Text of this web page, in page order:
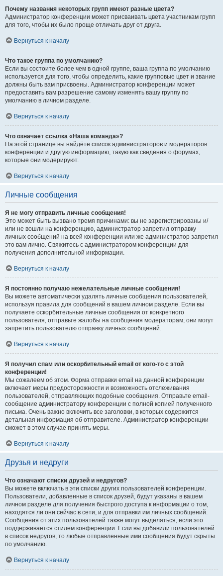
Почему названия некоторых групп имеют разные цвета?
Администратор конференции может присваивать цвета участникам групп
для того, чтобы их было проще отличать друг от друга.
Вернуться к началу
Что такое группа по умолчанию?
Если вы состоите более чем в одной группе, ваша группа по умолчанию
используется для того, чтобы определить, какие групповые цвет и звание
должны быть вам присвоены. Администратор конференции может
предоставить вам разрешение самому изменять вашу группу по
умолчанию в личном разделе.
Вернуться к началу
Что означает ссылка «Наша команда»?
На этой странице вы найдёте список администраторов и модераторов
конференции и другую информацию, такую как сведения о форумах,
которые они модерируют.
Вернуться к началу
Личные сообщения
Я не могу отправить личные сообщения!
Это может быть вызвано тремя причинами: вы не зарегистрированы и/
или не вошли на конференцию, администратор запретил отправку
личных сообщений на всей конференции или же администратор запретил
это вам лично. Свяжитесь с администратором конференции для
получения дополнительной информации.
Вернуться к началу
Я постоянно получаю нежелательные личные сообщения!
Вы можете автоматически удалять личные сообщения пользователей,
используя правила для сообщений в вашем личном разделе. Если вы
получаете оскорбительные личные сообщения от конкретного
пользователя, отправьте жалобы на сообщения модераторам; они могут
запретить пользователю отправку личных сообщений.
Вернуться к началу
Я получил спам или оскорбительный email от кого-то с этой
конференции!
Мы сожалеем об этом. Форма отправки email на данной конференции
включает меры предосторожности и возможность отслеживания
пользователей, отправляющих подобные сообщения. Отправьте email-
сообщение администратору конференции с полной копией полученного
письма. Очень важно включить все заголовки, в которых содержится
детальная информация об отправителе. Администратор конференции
сможет в этом случае принять меры.
Вернуться к началу
Друзья и недруги
Что означают списки друзей и недругов?
Вы можете включать в эти списки других пользователей конференции.
Пользователи, добавленные в список друзей, будут указаны в вашем
личном разделе для получения быстрого доступа к информации о том,
находятся ли они сейчас в сети, и для отправки им личных сообщений.
Сообщения от этих пользователей также могут выделяться, если это
поддерживается стилем конференции. Если вы добавили пользователей
в список недругов, то любые отправленные ими сообщения будут скрыты
по умолчанию.
Вернуться к началу